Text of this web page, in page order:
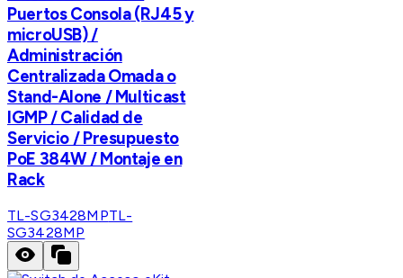
Puertos Consola (RJ45 y
microUSB) /
Administración
Centralizada Omada o
Stand-Alone / Multicast
IGMP / Calidad de
Servicio / Presupuesto
PoE 384W / Montaje en
Rack
TL-SG3428MPTL-
SG3428MP